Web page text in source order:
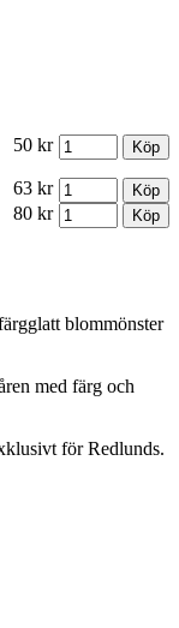
50 kr
63 kr
80 kr
blommönster
med färg och
för Redlunds.